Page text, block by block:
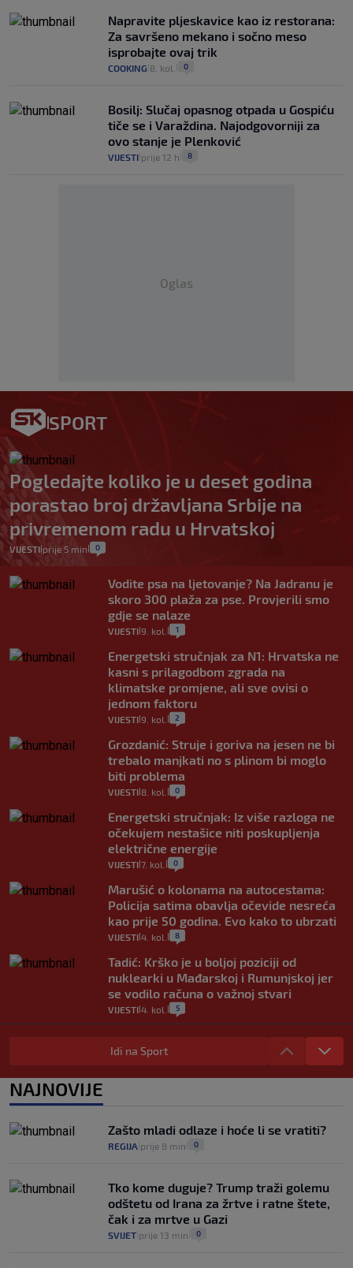
Napravite pljeskavice kao iz restorana:
Za savršeno mekano i sočno meso
isprobajte ovaj trik
COOKING 8. kol. 0
Bosilj: Slučaj opasnog otpada u Gospiću
tiče se i Varaždina. Najodgovorniji za
ovo stanje je Plenković
VIJESTI prije 12 h 8
Oglas
SPORT
Pogledajte koliko je u deset godina
porastao broj državljana Srbije na
privremenom radu u Hrvatskoj
VIJESTI prije 5 min 0
Vodite psa na ljetovanje? Na Jadranu je
skoro 300 plaža za pse. Provjerili smo
gdje se nalaze
VIJESTI 9. kol. 1
Energetski stručnjak za N1: Hrvatska ne
kasni s prilagodbom zgrada na
klimatske promjene, ali sve ovisi o
jednom faktoru
VIJESTI 9. kol. 2
Grozdanić: Struje i goriva na jesen ne bi
trebalo manjkati no s plinom bi moglo
biti problema
VIJESTI 8. kol. 0
Energetski stručnjak: Iz više razloga ne
očekujem nestašice niti poskupljenja
električne energije
VIJESTI 7. kol. 0
Marušić o kolonama na autocestama:
Policija satima obavlja očevide nesreća
kao prije 50 godina. Evo kako to ubrzati
VIJESTI 4. kol. 8
Tadić: Krško je u boljoj poziciji od
nuklearki u Mađarskoj i Rumunjskoj jer
se vodilo računa o važnoj stvari
VIJESTI 4. kol. 5
Stručnjak o prometnom kolapsu u
Konavlima na granici s Crnom Gorom:
"Idućeg ljeta bit će još gore"
3
mora. Provjerili smo brodske linije i
cijene
3. kol.
Idi na Sport
NAJNOVIJE
Zašto mladi odlaze i hoće li se vratiti?
REGIJA prije 8 min 0
Tko kome duguje? Trump traži golemu
odštetu od Irana za žrtve i ratne štete,
čak i za mrtve u Gazi
SVIJET prije 13 min 0